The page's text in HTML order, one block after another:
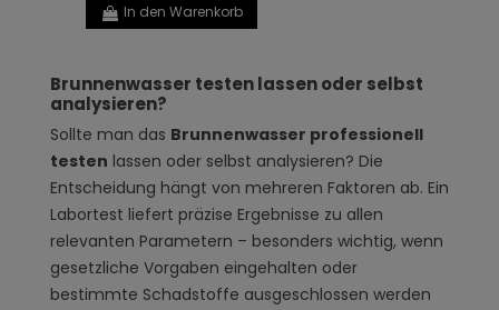
In den Warenkorb
Brunnenwasser testen lassen oder selbst
analysieren?
Sollte man das Brunnenwasser professionell
testen lassen oder selbst analysieren? Die
Entscheidung hängt von mehreren Faktoren ab. Ein
Labortest liefert präzise Ergebnisse zu allen
relevanten Parametern – besonders wichtig, wenn
gesetzliche Vorgaben eingehalten oder
bestimmte Schadstoffe ausgeschlossen werden